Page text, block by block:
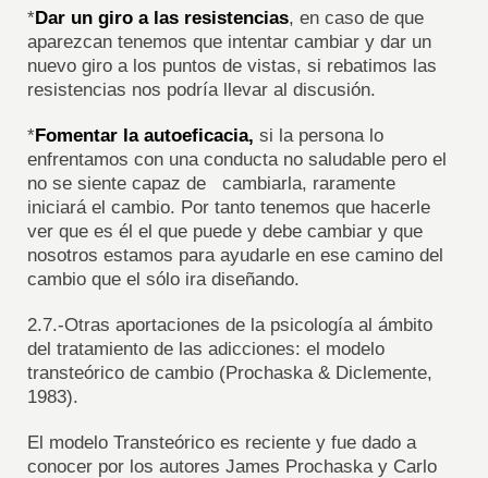
*Dar un giro a las resistencias, en caso de que
aparezcan tenemos que intentar cambiar y dar un
nuevo giro a los puntos de vistas, si rebatimos las
resistencias nos podría llevar al discusión.
*Fomentar la autoeficacia,si la persona lo
enfrentamos con una conducta no saludable pero el
no se siente capaz de cambiarla, raramente
iniciará el cambio. Por tanto tenemos que hacerle
ver que es él el que puede y debe cambiar y que
nosotros estamos para ayudarle en ese camino del
cambio que el sólo ira diseñando.
2.7.-Otras aportaciones de la psicología al ámbito
del tratamiento de las adicciones: el modelo
transteórico de cambio (Prochaska & Diclemente,
1983).
El modelo Transteórico es reciente y fue dado a
conocer por los autores James Prochaska y Carlo